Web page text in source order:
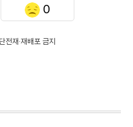
0
재·재배포 금지